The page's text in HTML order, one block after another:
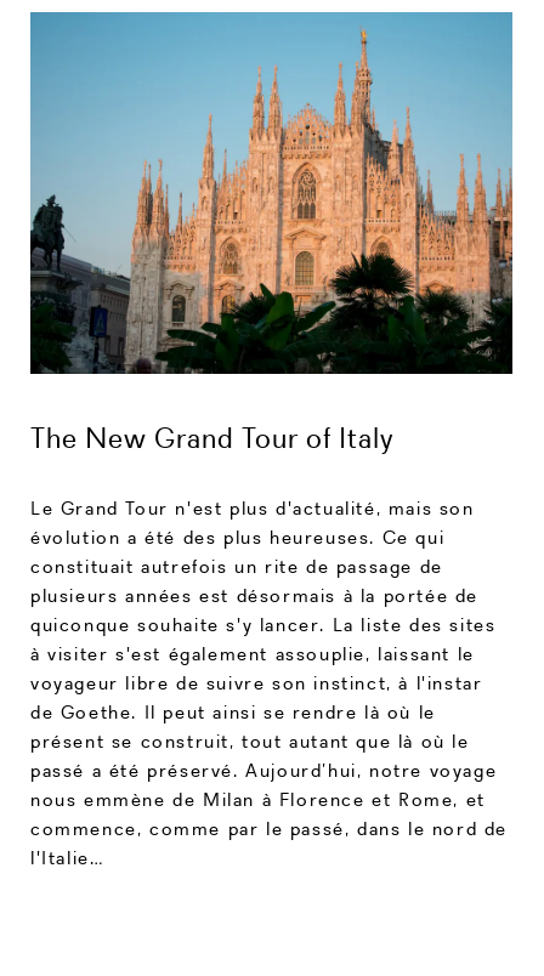
The New Grand Tour of Italy
Le Grand Tour n'est plus d'actualité, mais son
évolution a été des plus heureuses. Ce qui
constituait autrefois un rite de passage de
plusieurs années est désormais à la portée de
quiconque souhaite s'y lancer. La liste des sites
à visiter s'est également assouplie, laissant le
voyageur libre de suivre son instinct, à l'instar
de Goethe. Il peut ainsi se rendre là où le
présent se construit, tout autant que là où le
passé a été préservé. Aujourd’hui, notre voyage
nous emmène de Milan à Florence et Rome, et
commence, comme par le passé, dans le nord de
l'Italie…